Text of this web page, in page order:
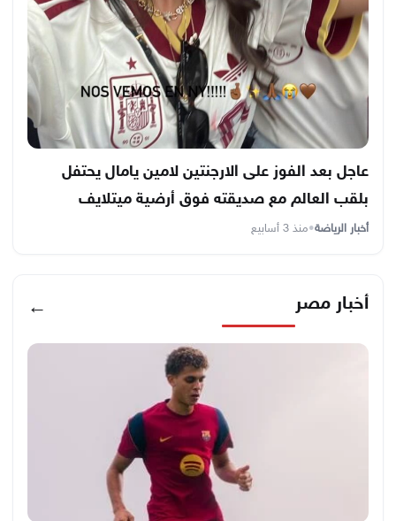
عاجل بعد الفوز على الارجنتين لامين يامال يحتفل
بلقب العالم مع صديقته فوق أرضية ميتلايف
أخبار الرياضة•منذ 3 أسابيع
أخبار مصر ←